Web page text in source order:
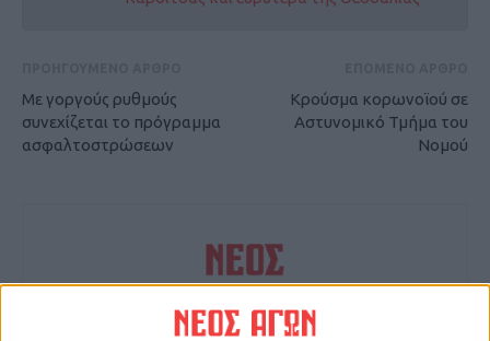
Με γοργούς ρυθμούς
συνεχίζεται το πρόγραμμα
ασφαλτοστρώσεων
Κρούσμα κορωνοϊού σε
Αστυνομικό Τμήμα του
Νομού